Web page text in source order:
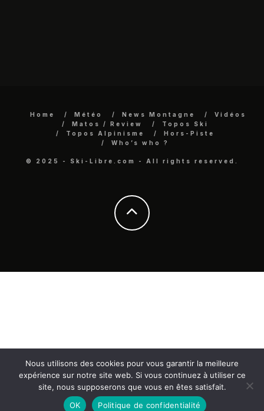
Home Météo News Montagne
Vidéos
Matos / Review
Topos Ski
Topos Alpinisme
Hors-Piste
Who’s who ?
© 2025 - Ski-Libre.com - All rights reserved.
Nous utilisons des cookies pour vous garantir la meilleure
expérience sur notre site web. Si vous continuez à utiliser ce
site, nous supposerons que vous en êtes satisfait.
OK
Politique de confidentialité